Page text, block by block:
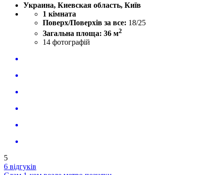
Украина, Киевская область, Київ
1 кімната
Поверх/Поверхів за все: 18/25
Загальна площа: 36 м2
14 фотографій
5
6 відгуків